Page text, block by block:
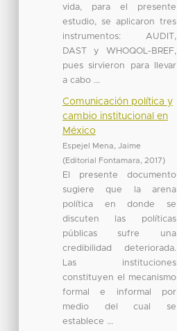
vida, para el presente
estudio, se aplicaron tres
instrumentos: AUDIT,
DAST y WHOQOL-BREF,
pues sirvieron para llevar
a cabo ...
Comunicación política y
cambio institucional en
México
Espejel Mena, Jaime
(Editorial Fontamara 2017)
El presente documento
sugiere que la arena
política en donde se
discuten las políticas
públicas sufre una
credibilidad deteriorada.
Las instituciones
constituyen el mecanismo
formal e informal por
medio del cual se
establece ...